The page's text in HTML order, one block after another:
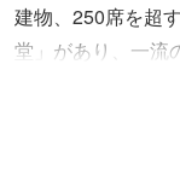
建物、250席を超
堂」があり、一流